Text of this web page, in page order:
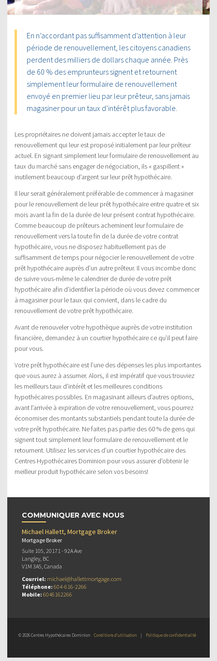
En n’accordant pas suffisamment d’attention à leur
période de renouvellement, les citoyens canadiens
perdent des milliers de dollars chaque année. Près
de 60 % des emprunteurs signent et retournent
simplement leur formulaire de renouvellement
envoyé en premier lieu par leur prêteur, sans jamais
magasiner pour un taux d’intérêt plus favorable.
Les propriétaires ne doivent jamais accepter le taux de
renouvellement qui leur est proposé initialement par leur prêteur
actuel. En signant simplement leur formulaire de renouvellement au
taux du marché sans engager de négociation, ils « gaspillent »
inutilement beaucoup d’argent sur leur prêt hypothécaire.
Il leur serait généralement préférable de commencer à magasiner
pour le renouvellement de leur prêt hypothécaire entre quatre et six
mois avant la fin de la durée de leur présent contrat hypothécaire.
Comme beaucoup de prêteurs acheminent leur formulaire de
renouvellement vers la toute fin de la durée de votre contrat
hypothécaire, vous ne disposez habituellement pas de
suffisamment de temps pour négocier le renouvellement de votre
prêt hypothécaire auprès d’un autre prêteur. Il vous incombe donc
de suivre vous-même le calendrier de durée de votre prêt
hypothécaire afin d’identifier la période où vous devez commencer
à magasiner pour le taux qui convient, dans le cadre du
renouvellement de votre prêt hypothécaire.
Avant de renouveler votre hypothèque auprès de votre institution
financière, demandez à un courtier hypothécaire ce qu’il peut faire
pour vous.
Votre prêt hypothécaire est l’une des dépenses les plus importantes
que vous aurez à assumer. Alors, il est impératif que vous trouviez
les meilleurs taux d’intérêt et les meilleures conditions
hypothécaires possibles. En magasinant ailleurs d’autres options,
avant l’arrivée à expiration de votre renouvellement, vous pourrez
économiser des montants substantiels pendant toute la durée de
votre prêt hypothécaire. Ne faites pas partie des 60 % de gens qui
signent tout simplement leur formulaire de renouvellement et le
retournent. Utilisez les services d’un courtier hypothécaire des
Centres Hypothécaires Dominion pour vous assurer d’obtenir le
meilleur produit hypothécaire selon vos besoins!
COMMUNIQUER AVEC NOUS
Michael Hallett, Mortgage Broker
Mortgage Broker
Suite 105, 20171 - 92A Ave
Langley, BC
V1M 3A5, Canada
Courriel: michael@hallettmortgage.com
Téléphone: 604-616-2266
Mobile: 6046162266
© 2026 Centres Hypothécaires Dominion Conditions d’utilisation | Politique de confidentialité